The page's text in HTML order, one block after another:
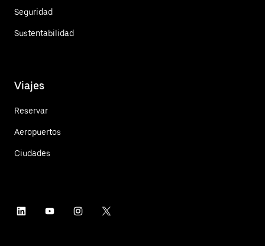
Seguridad
Sustentabilidad
Viajes
Reservar
Aeropuertos
Ciudades